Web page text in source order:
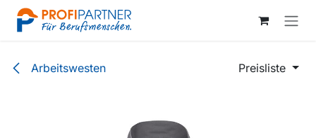
Zum Inhalt springen
Arbeitswesten Preisliste